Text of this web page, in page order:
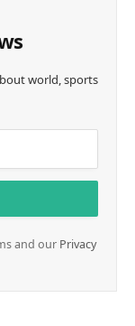
world, sports
and our Privacy